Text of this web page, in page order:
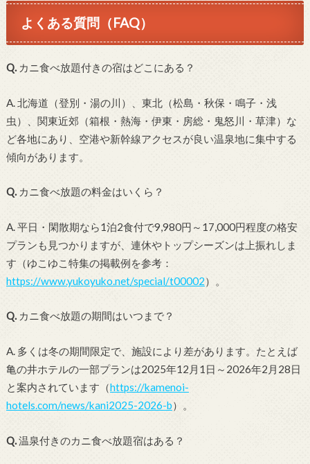
よくある質問（FAQ）
Q.カニ食べ放題付きの宿はどこにある？
A. 北海道（登別・湯の川）、東北（松島・秋保・鳴子・浅
虫）、関東近郊（箱根・熱海・伊東・房総・鬼怒川・草津）な
ど各地にあり、空港や新幹線アクセスが良い温泉地に集中する
傾向があります。
Q.カニ食べ放題の料金はいくら？
A. 平日・閑散期なら1泊2食付で9,980円～17,000円程度の格安
プランも見つかりますが、連休やトップシーズンは上振れしま
す（ゆこゆこ特集の掲載例を参考：
https://www.yukoyuko.net/special/t00002）。
Q.カニ食べ放題の期間はいつまで？
A. 多くは冬の期間限定で、施設により差があります。たとえば
亀の井ホテルの一部プランは2025年12月1日～2026年2月28日
と案内されています（https://kamenoi-
hotels.com/news/kani2025-2026-b）。
Q.温泉付きのカニ食べ放題宿はある？